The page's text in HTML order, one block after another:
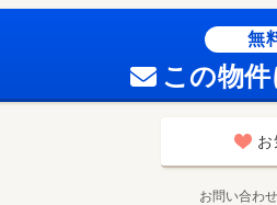
無
この物
お
お問い合わ